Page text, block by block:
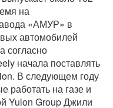
на
«АМУР» в
автомобилей
согласно
начала поставлять
В следующем году
работать на газе и
Yulon Group Джили